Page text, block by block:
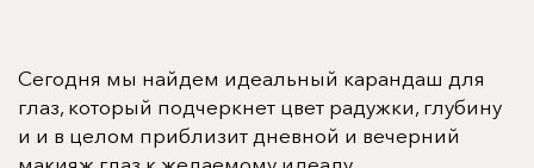
Сегодня мы найдем идеальный карандаш для
глаз, который подчеркнет цвет радужки, глубину
и и в целом приблизит дневной и вечерний